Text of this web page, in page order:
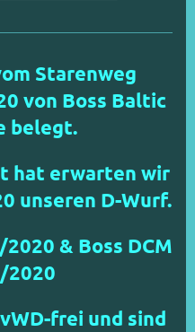
Starenweg
von Boss Baltic
belegt.
hat erwarten wir
unseren D-Wurf.
& Boss DCM
2020
frei und sind